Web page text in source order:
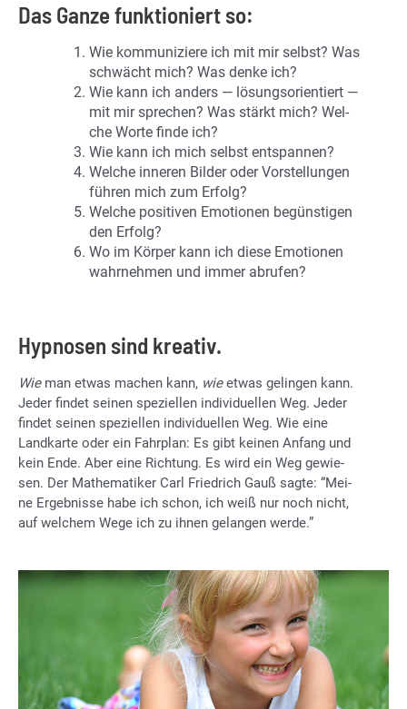
Das Ganze funktioniert so:
Wie kom­mu­ni­zie­re ich mit mir selbst? Was
schwächt mich? Was den­ke ich?
Wie kann ich an­ders — lö­sungs­ori­en­tiert —
mit mir spre­chen? Was stärkt mich? Wel­
che Wor­te fin­de ich?
Wie kann ich mich selbst ent­span­nen?
Wel­che in­ne­ren Bil­der oder Vor­stel­lun­gen
füh­ren mich zum Er­folg?
Wel­che po­si­ti­ven Emo­tio­nen be­güns­ti­gen
den Er­folg?
Wo im Kör­per kann ich die­se Emo­tio­nen
wahr­neh­men und im­mer ab­ru­fen?
Hypnosen sind kreativ.
Wieman et­was ma­chen kann, wieet­was ge­lin­gen kann.
Je­der fin­det sei­nen spe­zi­el­len in­di­vi­du­el­len Weg. Je­der
fin­det sei­nen spe­zi­el­len in­di­vi­du­el­len Weg. Wie eine
Land­kar­te oder ein Fahr­plan: Es gibt kei­nen An­fang und
kein Ende. Aber eine Rich­tung. Es wird ein Weg ge­wie­
sen. Der Ma­the­ma­ti­ker Carl Fried­rich Gauß sag­te: “Mei­
ne Er­geb­nis­se habe ich schon, ich weiß nur noch nicht,
auf wel­chem Wege ich zu ih­nen ge­lan­gen wer­de.”